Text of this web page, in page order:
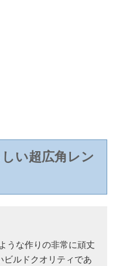
い超広角レン
うな作りの非常に頑丈
ビルドクオリティであ